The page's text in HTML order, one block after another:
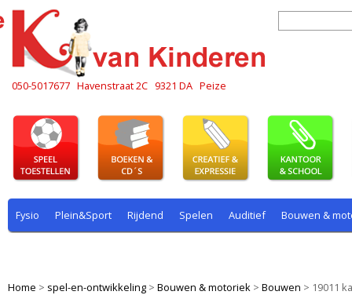
050-5017677 Havenstraat 2C 9321 DA Peize
Fysio Plein&Sport Rijdend Spelen Auditief Bouwen &
Home > spel-en-ontwikkeling > Bouwen & motoriek > Bouwen > 19011